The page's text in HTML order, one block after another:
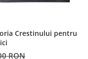
Crestinului pentru
RON